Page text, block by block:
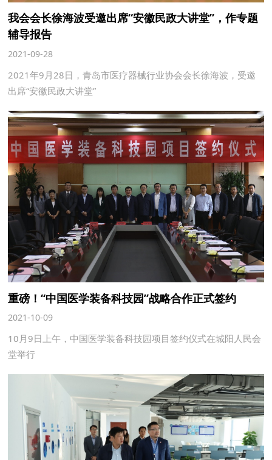
我会会长徐海波受邀出席“安徽民政大讲堂”，作专题
辅导报告
2021-09-28
2021年9月28日，青岛市医疗器械行业协会会长徐海波，受邀
出席“安徽民政大讲堂”
重磅！“中国医学装备科技园”战略合作正式签约
2021-10-09
10月9日上午，中国医学装备科技园项目签约仪式在城阳人民会
堂举行